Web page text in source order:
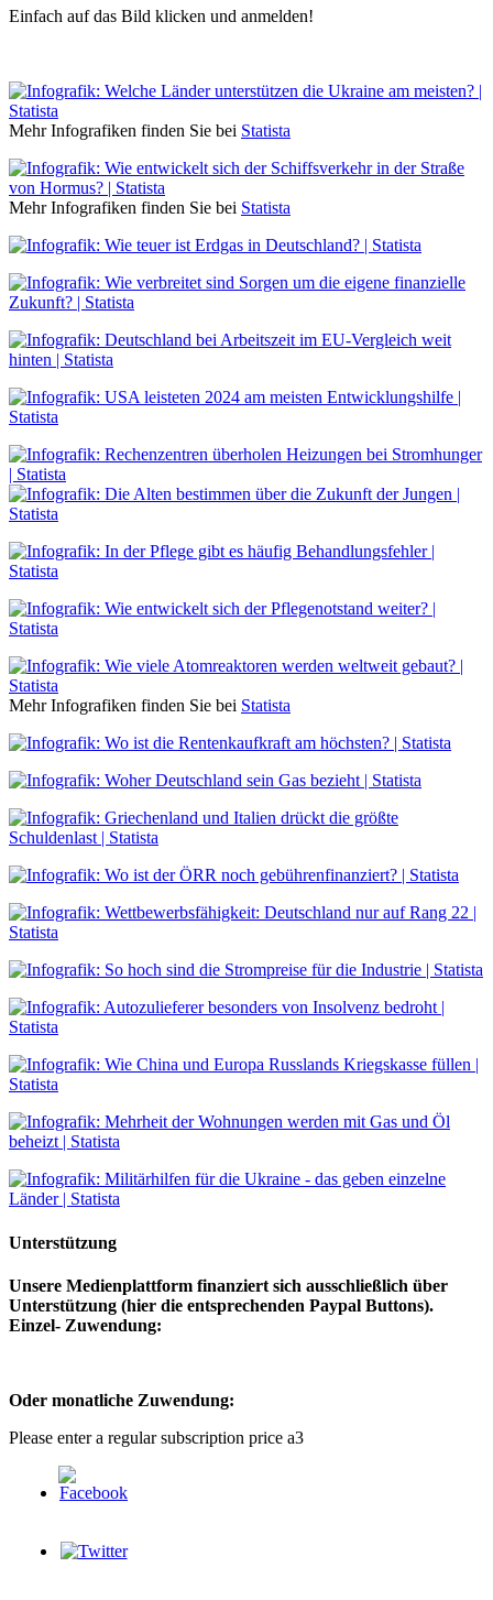
Einfach auf das Bild klicken und anmelden!
Mehr Infografiken finden Sie bei Statista
Mehr Infografiken finden Sie bei Statista
Mehr Infografiken finden Sie bei Statista
Unterstützung
Unsere Medienplattform finanziert sich ausschließlich über
Unterstützung (hier die entsprechenden Paypal Buttons).
Einzel- Zuwendung:
Oder monatliche Zuwendung:
Please enter a regular subscription price a3